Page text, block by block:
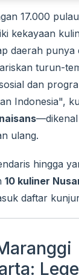
17.000
kekayaan
daerah punya
turun-
dan
Indonesia",
—dikenal
ulang.
hingga
10 kuliner
daftar